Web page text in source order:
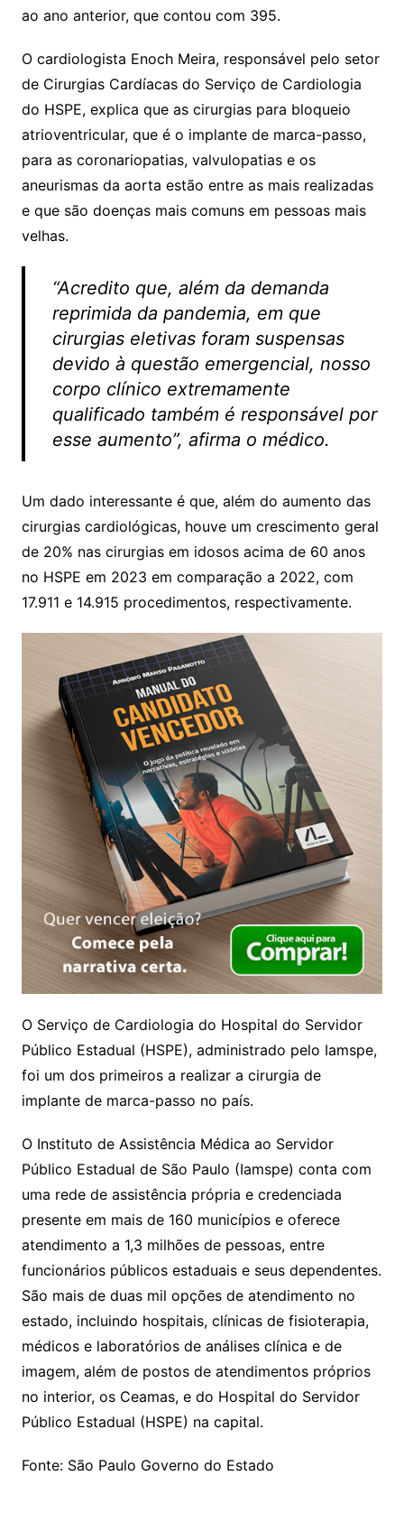
ao ano anterior, que contou com 395.
O cardiologista Enoch Meira, responsável pelo setor
de Cirurgias Cardíacas do Serviço de Cardiologia
do HSPE, explica que as cirurgias para bloqueio
atrioventricular, que é o implante de marca-passo,
para as coronariopatias, valvulopatias e os
aneurismas da aorta estão entre as mais realizadas
e que são doenças mais comuns em pessoas mais
velhas.
“Acredito que, além da demanda
reprimida da pandemia, em que
cirurgias eletivas foram suspensas
devido à questão emergencial, nosso
corpo clínico extremamente
qualificado também é responsável por
esse aumento”, afirma o médico.
Um dado interessante é que, além do aumento das
cirurgias cardiológicas, houve um crescimento geral
de 20% nas cirurgias em idosos acima de 60 anos
no HSPE em 2023 em comparação a 2022, com
17.911 e 14.915 procedimentos, respectivamente.
O Serviço de Cardiologia do Hospital do Servidor
Público Estadual (HSPE), administrado pelo Iamspe,
foi um dos primeiros a realizar a cirurgia de
implante de marca-passo no país.
O Instituto de Assistência Médica ao Servidor
Público Estadual de São Paulo (Iamspe) conta com
uma rede de assistência própria e credenciada
presente em mais de 160 municípios e oferece
atendimento a 1,3 milhões de pessoas, entre
funcionários públicos estaduais e seus dependentes.
São mais de duas mil opções de atendimento no
estado, incluindo hospitais, clínicas de fisioterapia,
médicos e laboratórios de análises clínica e de
imagem, além de postos de atendimentos próprios
no interior, os Ceamas, e do Hospital do Servidor
Público Estadual (HSPE) na capital.
Fonte: São Paulo Governo do Estado